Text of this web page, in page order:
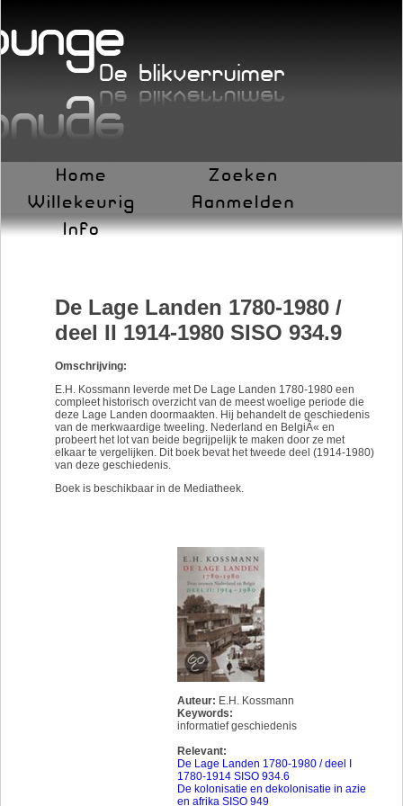
De Lage Landen 1780-1980 /
deel II 1914-1980 SISO 934.9
Omschrijving:
E.H. Kossmann leverde met De Lage Landen 1780-1980 een
compleet historisch overzicht van de meest woelige periode die
deze Lage Landen doormaakten. Hij behandelt de geschiedenis
van de merkwaardige tweeling. Nederland en BelgiÃ« en
probeert het lot van beide begrijpelijk te maken door ze met
elkaar te vergelijken. Dit boek bevat het tweede deel (1914-1980)
van deze geschiedenis.
Boek is beschikbaar in de Mediatheek.
Auteur: E.H. Kossmann
Keywords:
informatief geschiedenis
Relevant:
De Lage Landen 1780-1980 / deel I
1780-1914 SISO 934.6
De kolonisatie en dekolonisatie in azie
en afrika SISO 949